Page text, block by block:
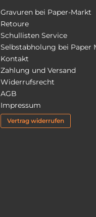
Gravuren bei Paper-Markt
Retoure
Schullisten Service
Selbstabholung bei Paper
Kontakt
Zahlung und Versand
Widerrufsrecht
AGB
Impressum
Vertrag widerrufen